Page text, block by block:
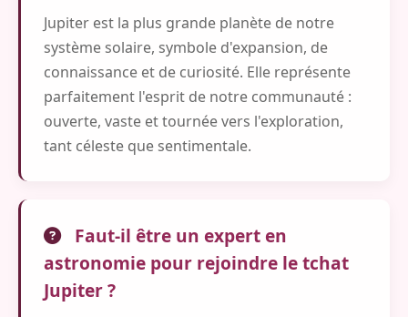
Jupiter est la plus grande planète de notre
système solaire, symbole d'expansion, de
connaissance et de curiosité. Elle représente
parfaitement l'esprit de notre communauté :
ouverte, vaste et tournée vers l'exploration,
tant céleste que sentimentale.
Faut-il être un expert en
astronomie pour rejoindre le tchat
Jupiter ?